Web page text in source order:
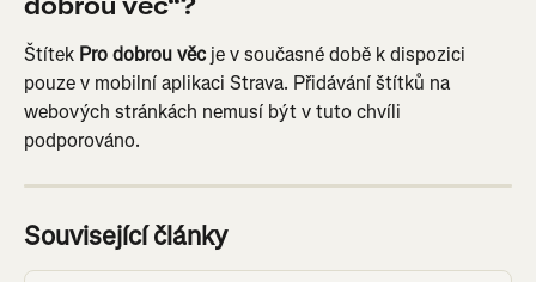
Štítek Pro dobrou věc je v současné době k dispozici
pouze v mobilní aplikaci Strava. Přidávání štítků na
webových stránkách nemusí být v tuto chvíli
podporováno.
Související články